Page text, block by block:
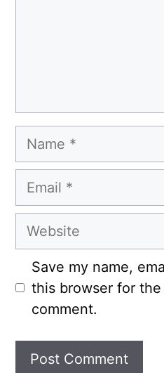
Name
Email
Website
Save my name,
this browser for
comment.